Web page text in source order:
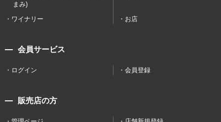
まみ)
ワイナリー お店
会員サービス
ログイン 会員登録
販売店の方